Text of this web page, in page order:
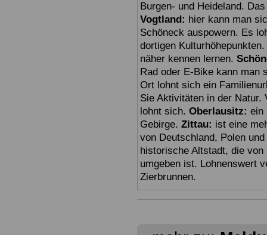
Burgen- und Heideland.
Vogtland: hier kann man
Schöneck auspowern. Es
dortigen
näher kennen lernen.
Rad oder E-Bike kann
Ort lohnt sich ein
Sie Aktivitäten in der
lohnt sich. Oberlausitz: ein
Gebirge. Zittau: ist eine
von Deutschland, Polen
historische Altstadt, die
umgeben ist. Lohnenswert
Zierbrunnen.